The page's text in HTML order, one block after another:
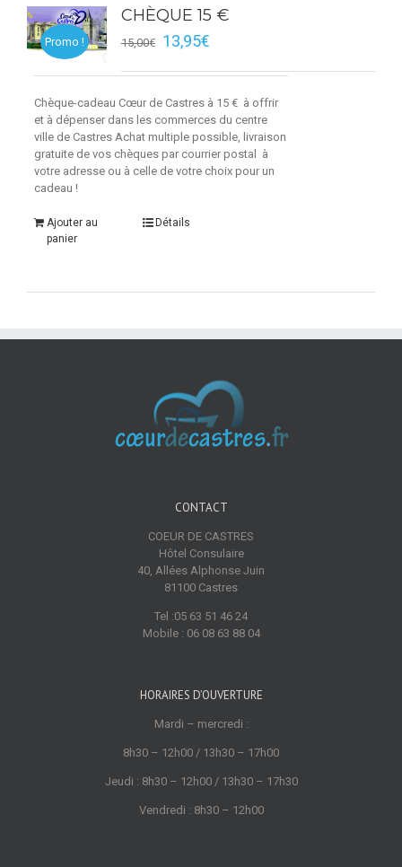
Promo !
CHÈQUE 15 €
15,00€ 13,95€
Chèque-cadeau Cœur de Castres à 15 € à offrir
et à dépenser dans les commerces du centre
ville de Castres Achat multiple possible, livraison
gratuite de vos chèques par courrier postal à
votre adresse ou à celle de votre choix pour un
cadeau !
Ajouter au
panier
Détails
CONTACT
COEUR DE CASTRES
Hôtel Consulaire
40, Allées Alphonse Juin
81100 Castres
Tel :05 63 51 46 24
Mobile : 06 08 63 88 04
HORAIRES D’OUVERTURE
Mardi – mercredi :
8h30 – 12h00 / 13h30 – 17h00
Jeudi : 8h30 – 12h00 / 13h30 – 17h30
Vendredi : 8h30 – 12h00